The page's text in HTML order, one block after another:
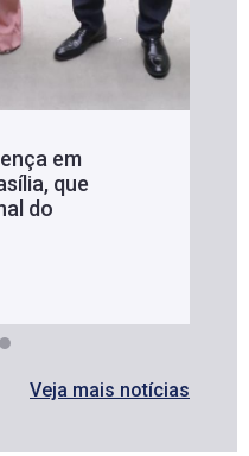
em
que
do
Veja mais notícias